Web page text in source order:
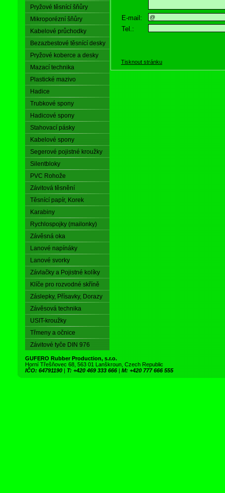
Pryžové těsnící šňůry
Mikroporézní šňůry
Kabelové průchodky
Bezazbestové těsnící desky
Pryžové koberce a desky
Mazací technika
Plastické mazivo
Hadice
Trubkové spony
Hadicové spony
Stahovací pásky
Kabelové spony
Segerové pojistné kroužky
Silentbloky
PVC Rohože
Závitová těsnění
Těsnící papír, Korek
Karabiny
Rychlospojky (mailonky)
Závěsná oka
Lanové napínáky
Lanové svorky
Závlačky a Pojistné kolíky
Klíče pro rozvodné skříně
Záslepky, Přísavky, Dorazy
Závěsová technika
USIT-kroužky
Třmeny a očnice
Závitové tyče DIN 976
E-mail:
Tel.:
Tisknout stránku
GUFERO Rubber Production, s.r.o.
Horní Třešňovec 68, 563 01 Lanškroun, Czech Republic
IČO: 64791190 | T: +420 469 333 666 | M: +420 777 666 555